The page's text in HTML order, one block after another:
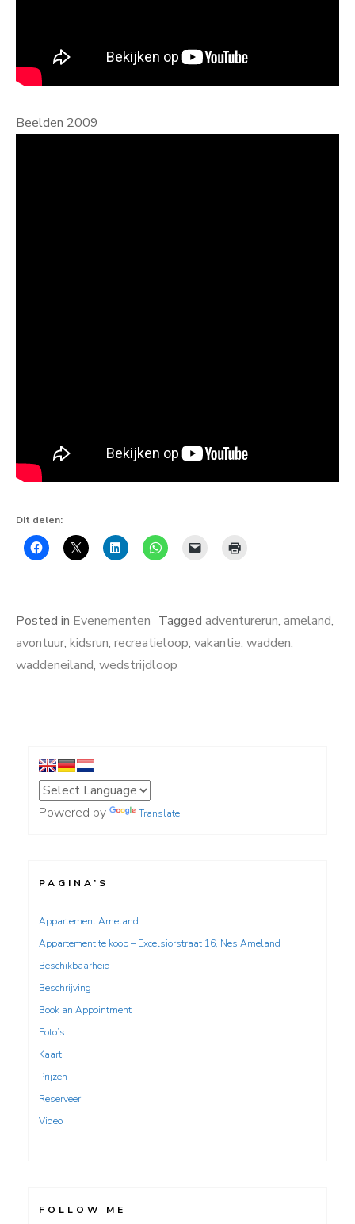
Beelden 2009
Dit delen:
Posted in Evenementen Tagged adventurerun, ameland,
avontuur, kidsrun, recreatieloop, vakantie, wadden,
waddeneiland, wedstrijdloop
Powered by Translate
PAGINA’S
Appartement Ameland
Appartement te koop – Excelsiorstraat 16, Nes Ameland
Beschikbaarheid
Beschrijving
Book an Appointment
Foto’s
Kaart
Prijzen
Reserveer
Video
FOLLOW ME